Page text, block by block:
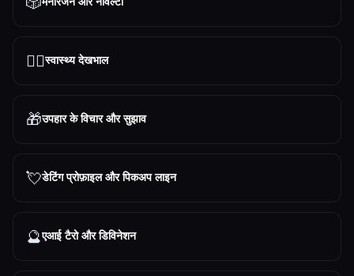
👩‍⚕️स्वास्थ्य देखभाल
🎁उपहार के विचार और सुझाव
💘डेटिंग प्रोफ़ाइल और पिकअप लाइन
🔮एआई टैरो और डिविनेशन